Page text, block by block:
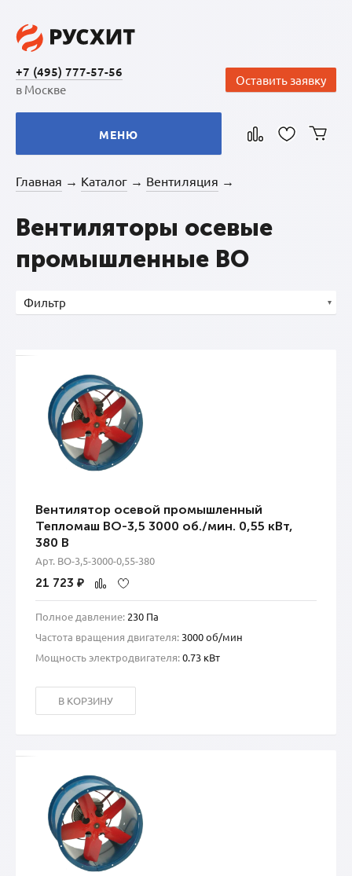
+7 (495) 777-57-56
в Москве
Оставить заявку
МЕНЮ
Главная → Каталог → Вентиляция →
Вентиляторы осевые
промышленные ВО
Фильтр
Вентилятор осевой промышленный
Тепломаш ВО-3,5 3000 об./мин. 0,55 кВт,
380 В
Арт. ВО-3,5-3000-0,55-380
21 723 ₽
Полное давление: 230 Па
Частота вращения двигателя: 3000 об/мин
Мощность электродвигателя:0.73 кВт
В КОРЗИНУ